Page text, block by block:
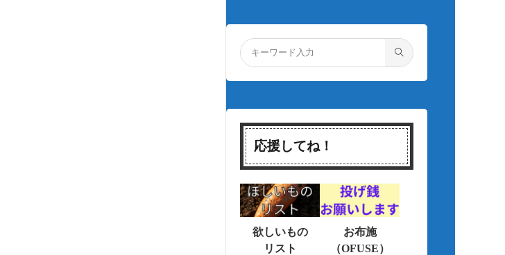
応援してね！
欲しいもの
リスト
お布施
（OFUSE）